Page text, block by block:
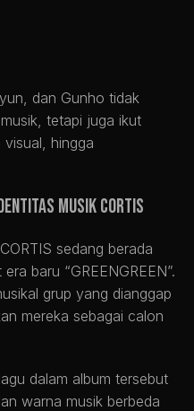
dan Gunho tidak
tetapi juga ikut
hingga
Musik CORTIS
sedang berada
baru “GREENGREEN”.
grup yang dianggap
mereka sebagai calon
dalam album tersebut
warna musik berbeda